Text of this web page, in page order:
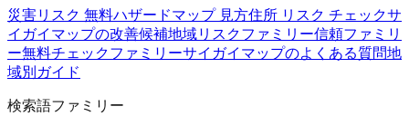
災害リスク 無料ハザードマップ 見方住所 リスク チェックサ
イガイマップの改善候補地域リスクファミリー信頼ファミリ
ー無料チェックファミリーサイガイマップのよくある質問地
域別ガイド
検索語ファミリー